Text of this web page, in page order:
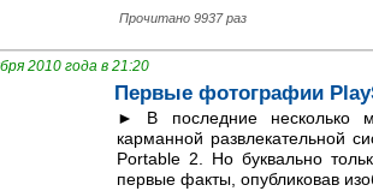
Прочитано 9937 раз
2010 года в 21:20
Первые фотографии
► В последние несколько
карманной развлекательной
Portable 2. Но буквально
первые факты, опубликовав